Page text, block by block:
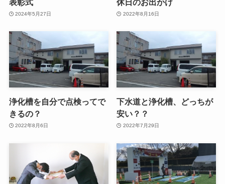
表彰式
2024年5月27日
休日のお出かけ
2022年8月16日
浄化槽を自分で点検ってで
きるの？
2022年8月6日
下水道と浄化槽、どっちが
安い？？
2022年7月29日